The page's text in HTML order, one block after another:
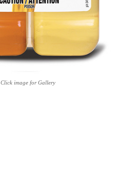
Click image for Gallery